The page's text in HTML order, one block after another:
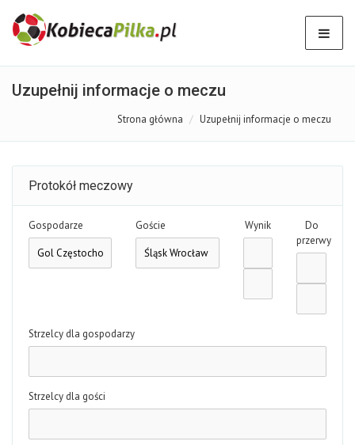
Uzupełnij informacje o meczu
Strona główna Uzupełnij informacje o meczu
Protokół meczowy
Gospodarze Goście Wynik
Do
przerwy
Strzelcy dla gospodarzy
Strzelcy dla gości